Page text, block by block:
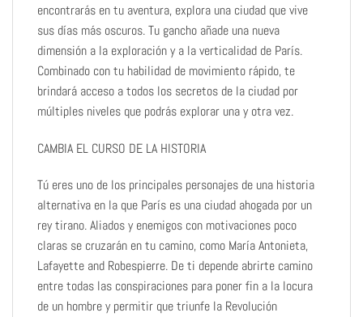
encontrarás en tu aventura, explora una ciudad que vive
sus días más oscuros. Tu gancho añade una nueva
dimensión a la exploración y a la verticalidad de París.
Combinado con tu habilidad de movimiento rápido, te
brindará acceso a todos los secretos de la ciudad por
múltiples niveles que podrás explorar una y otra vez.
CAMBIA EL CURSO DE LA HISTORIA
Tú eres uno de los principales personajes de una historia
alternativa en la que París es una ciudad ahogada por un
rey tirano. Aliados y enemigos con motivaciones poco
claras se cruzarán en tu camino, como María Antonieta,
Lafayette and Robespierre. De ti depende abrirte camino
entre todas las conspiraciones para poner fin a la locura
de un hombre y permitir que triunfe la Revolución